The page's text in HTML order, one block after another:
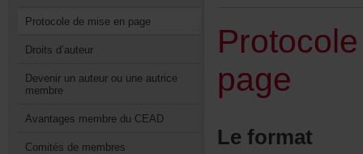
Protocoledemiseenpage
Droitsd’auteur
Devenirunauteurouuneautrice
membre
AvantagesmembreduCEAD
Comitésdemembres
page
Leformat